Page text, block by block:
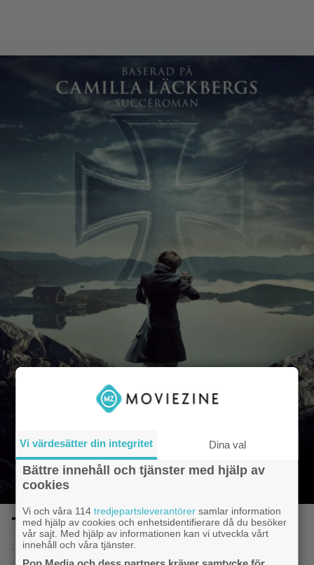
Tyskungen
- 8.6.2014 20:51
Vi värdesätter din integritet Dina val
Bättre innehåll och tjänster med hjälp av
cookies
Vi och våra 114tredjepartsleverantörer samlar information
med hjälp av cookies och enhetsidentifierare då du besöker
vår sajt. Med hjälp av informationen kan vi utveckla vårt
innehåll och våra tjänster.